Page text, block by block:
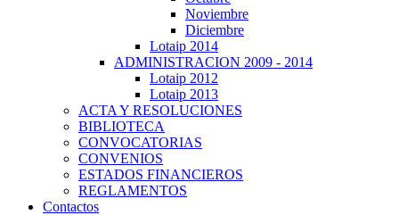
Noviembre
Diciembre
Lotaip 2014
ADMINISTRACION 2009 - 2014
Lotaip 2012
Lotaip 2013
ACTA Y RESOLUCIONES
BIBLIOTECA
CONVOCATORIAS
CONVENIOS
ESTADOS FINANCIEROS
REGLAMENTOS
Contactos